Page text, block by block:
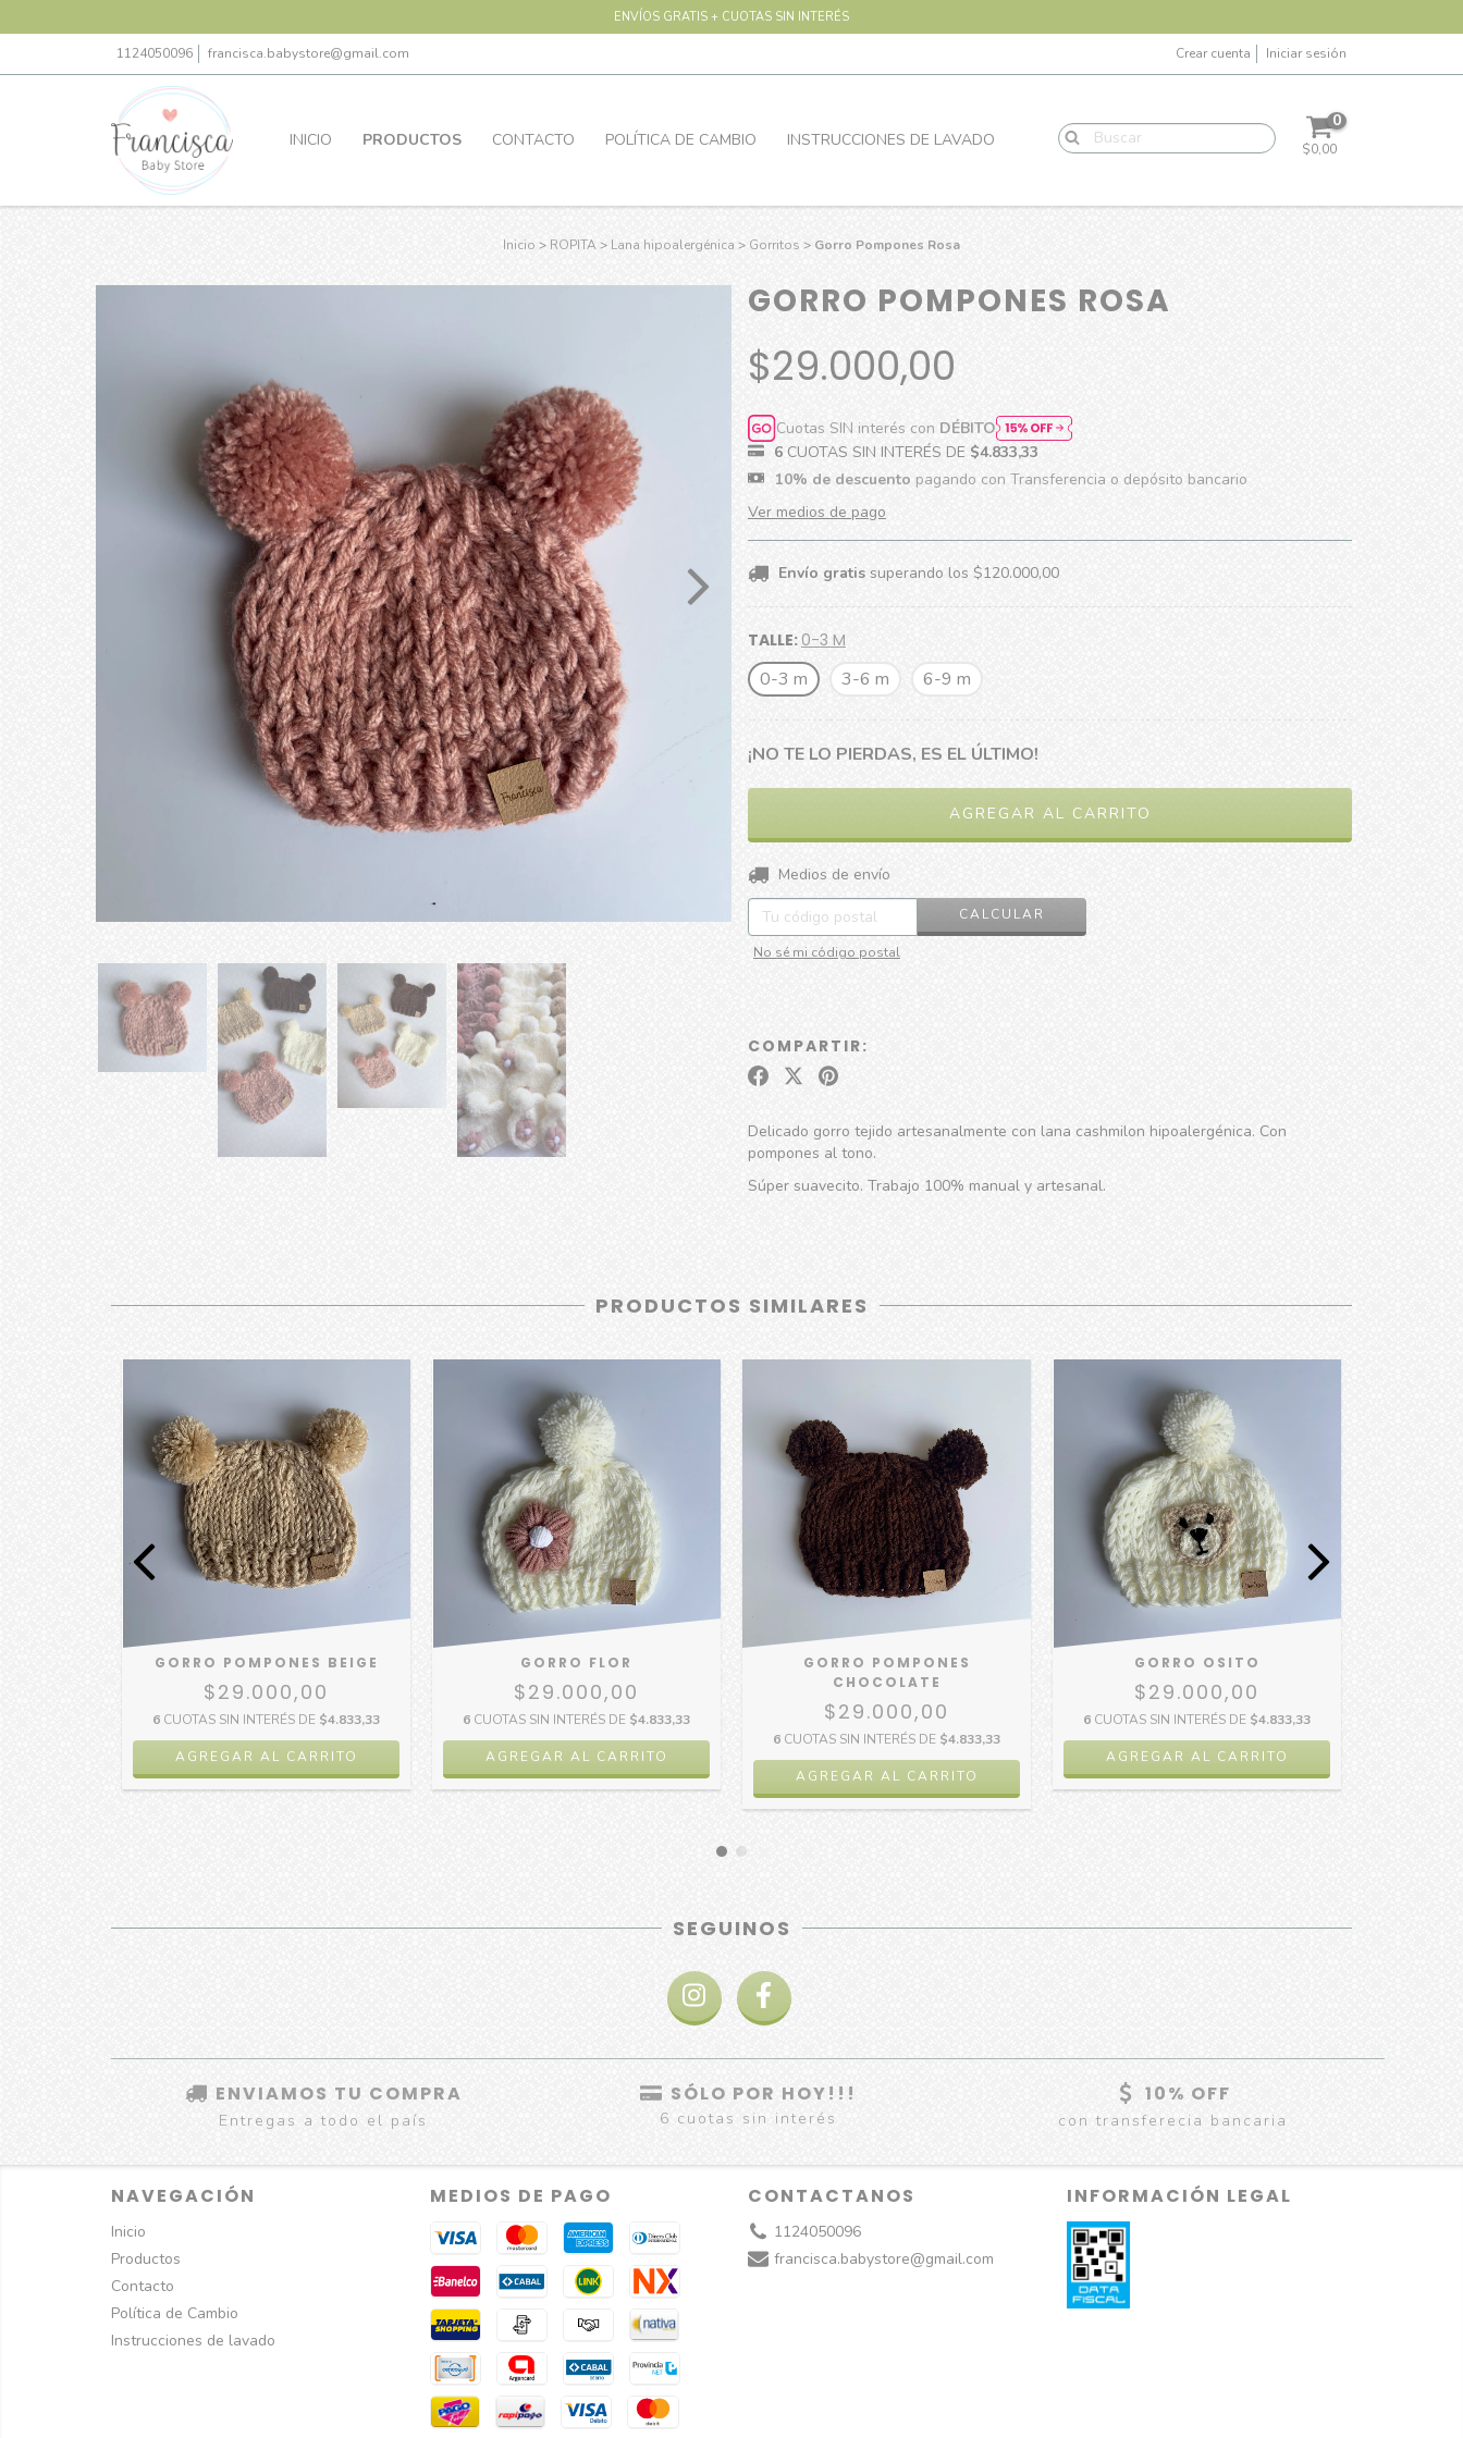
ENVÍOS GRATIS + CUOTAS SIN INTERÉS
1124050096 francisca.babystore@gmail.com Crear cuenta Iniciar sesión
INICIO PRODUCTOS CONTACTO POLÍTICA DE CAMBIO INSTRUCCIONES DE LAVADO
0
$0,00
Inicio > ROPITA> Lana hipoalergénica > Gorritos > Gorro Pompones Rosa
GORRO POMPONES ROSA
$29.000,00
Cuotas SIN interés con DÉBITO
6 CUOTAS SIN INTERÉS DE $4.833,33
10% de descuento pagando con Transferencia o depósito bancario
Ver medios de pago
Envío gratis superando los $120.000,00
TALLE:0-3 M
0-3 m 3-6 m 6-9 m
¡NO TE LO PIERDAS, ES EL ÚLTIMO!
Entregas para el CP:
Medios de envío
CALCULAR
No sé mi código postal
COMPARTIR:
Delicado gorro tejido artesanalmente con lana cashmilon hipoalergénica. Con
pompones al tono.
Súper suavecito. Trabajo 100% manual y artesanal.
PRODUCTOS SIMILARES
GORRO POMPONES BEIGE
$29.000,00
6 CUOTAS SIN INTERÉS DE $4.833,33
AGREGAR AL CARRITO
GORRO FLOR
$29.000,00
6 CUOTAS SIN INTERÉS DE $4.833,33
AGREGAR AL CARRITO
GORRO POMPONES
CHOCOLATE
$29.000,00
6 CUOTAS SIN INTERÉS DE $4.833,33
AGREGAR AL CARRITO
GORRO OSITO
$29.000,00
6 CUOTAS SIN INTERÉS DE $4.833,33
AGREGAR AL CARRITO
SEGUINOS
ENVIAMOS TU COMPRA
Entregas a todo el país
SÓLO POR HOY!!!
6 cuotas sin interés
10% OFF
con transferecia bancaria
NAVEGACIÓN
Inicio
Productos
Contacto
Política de Cambio
Instrucciones de lavado
MEDIOS DE PAGO CONTACTANOS
1124050096
francisca.babystore@gmail.com
INFORMACIÓN LEGAL